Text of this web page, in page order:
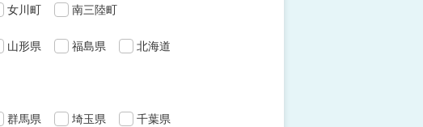
女川町 南三陸町
山形県 福島県 北海道
群馬県 埼玉県
千葉県